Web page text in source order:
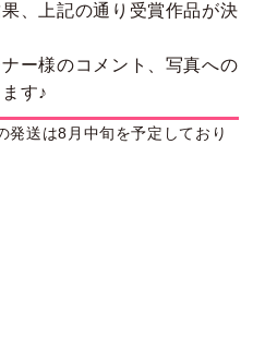
、上記の通り受賞作品が決
ー様のコメント、写真への
す♪
送は8月中旬を予定しており